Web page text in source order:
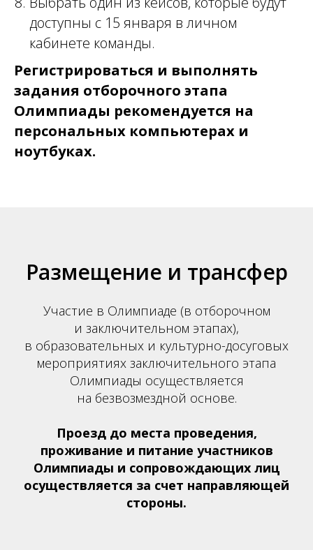
доступны с 15 января в личном
кабинете команды.
Регистрироваться и выполнять
задания отборочного этапа
Олимпиады рекомендуется на
персональных компьютерах и
ноутбуках.
Размещение и трансфер
Участие в Олимпиаде (в отборочном
и заключительном этапах),
в образовательных и культурно-досуговых
мероприятиях заключительного этапа
Олимпиады осуществляется
на безвозмездной основе.
Проезд до места проведения,
проживание и питание участников
Олимпиады и сопровождающих лиц
осуществляется за счет направляющей
стороны.